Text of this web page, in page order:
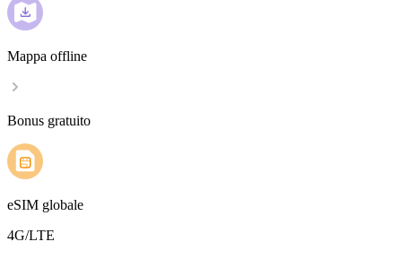
Mappa offline
Bonus gratuito
eSIM globale
4G/LTE